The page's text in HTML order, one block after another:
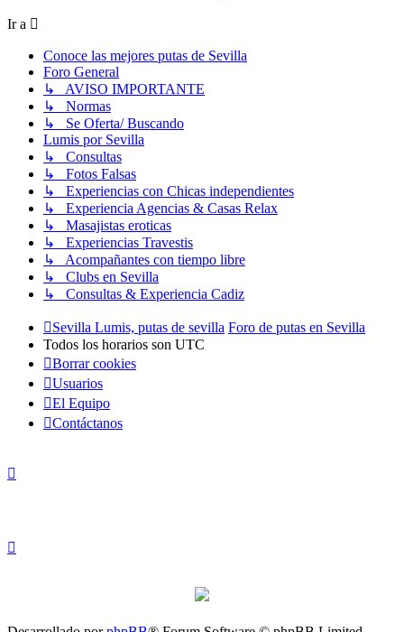
Ir a
Conoce las mejores putas de Sevilla
Foro General
↳ AVISO IMPORTANTE
↳ Normas
↳ Se Oferta/ Buscando
Lumis por Sevilla
↳ Consultas
↳ Fotos Falsas
↳ Experiencias con Chicas independientes
↳ Experiencia Agencias & Casas Relax
↳ Masajistas eroticas
↳ Experiencias Travestis
↳ Acompañantes con tiempo libre
↳ Clubs en Sevilla
↳ Consultas & Experiencia Cadiz
Sevilla Lumis, putas de sevilla Foro de putas en Sevilla
Todos los horarios son UTC
Borrar cookies
Usuarios
El Equipo
Contáctanos